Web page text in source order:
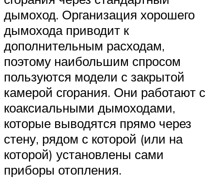
дымоход. Организация хорошего
дымохода приводит к
дополнительным расходам,
поэтому наибольшим спросом
пользуются модели с закрытой
камерой сгорания. Они работают с
коаксиальными дымоходами,
которые выводятся прямо через
стену, рядом с которой (или на
которой) установлены сами
приборы отопления.